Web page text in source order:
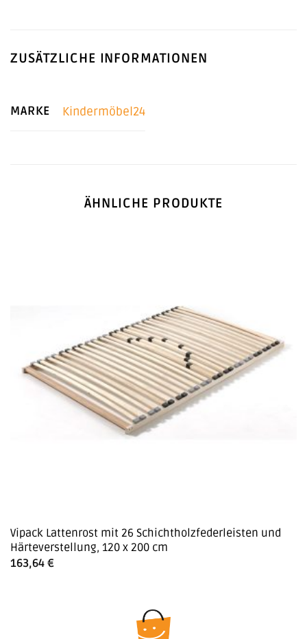
ZUSÄTZLICHE INFORMATIONEN
MARKE Kindermöbel24
ÄHNLICHE PRODUKTE
Vipack Lattenrost mit 26 Schichtholzfederleisten und
Härteverstellung, 120 x 200 cm
163,64 €